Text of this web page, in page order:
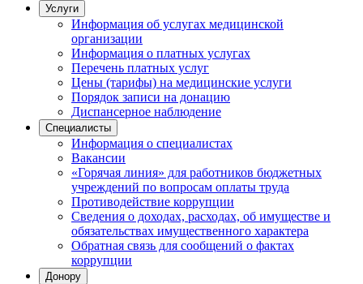
Услуги
Информация об услугах медицинской
организации
Информация о платных услугах
Перечень платных услуг
Цены (тарифы) на медицинские услуги
Порядок записи на донацию
Диспансерное наблюдение
Специалисты
Информация о специалистах
Вакансии
«Горячая линия» для работников бюджетных
учреждений по вопросам оплаты труда
Противодействие коррупции
Сведения о доходах, расходах, об имуществе и
обязательствах имущественного характера
Обратная связь для сообщений о фактах
коррупции
Донору